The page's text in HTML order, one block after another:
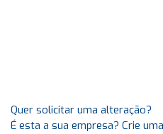
Quer solicitar uma alteração?
É esta a sua empresa? Crie